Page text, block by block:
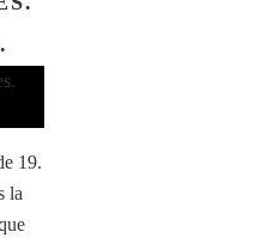
19.
la